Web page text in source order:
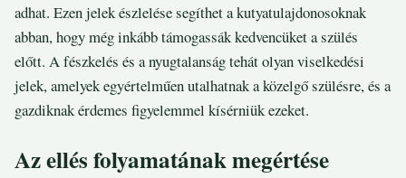
adhat. Ezen jelek észlelése segíthet a kutyatulajdonosoknak
abban, hogy még inkább támogassák kedvencüket a szülés
előtt. A fészkelés és a nyugtalanság tehát olyan viselkedési
jelek, amelyek egyértelműen utalhatnak a közelgő szülésre, és a
gazdiknak érdemes figyelemmel kísérniük ezeket.
Az ellés folyamatának megértése